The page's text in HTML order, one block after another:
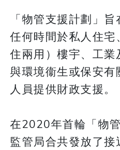
「物管支援計劃」
任何時間於私人住宅
住兩用）樓宇、工業
與環境衞生或保安有
人員提供財政支援。
在2020年首輪「物
監管局合共發放了